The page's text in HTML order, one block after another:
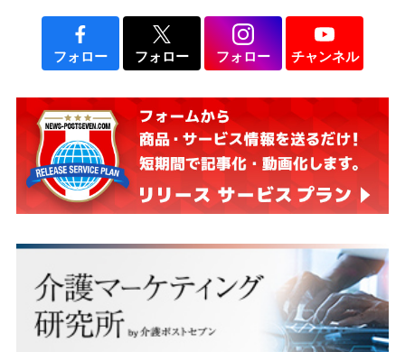
フォロー フォロー フォロー チャンネル